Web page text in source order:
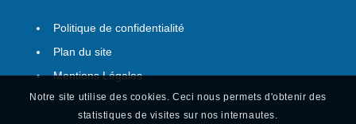
Politique de confidentialité
Plan du site
Mentions Légales
Notre site utilise des cookies. Ceci nous permets d'obtenir des
statistiques de visites sur nos internautes.